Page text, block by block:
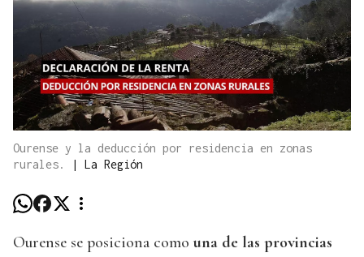
Ourense y la deducción por residencia en zonas
rurales.
| La Región
Ourense se posiciona como una de las provincias